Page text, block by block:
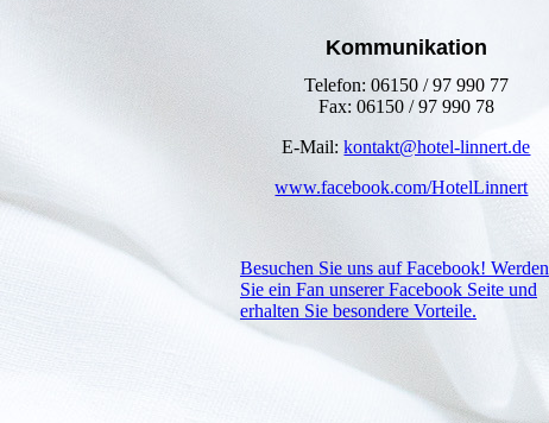
Kommunikation
Telefon: 06150 / 97 990 77
Fax: 06150 / 97 990 78
E-Mail:kontakt@hotel-linnert.de
www.facebook.com/HotelLinnert
Besuchen Sie uns auf Facebook! Werden
Sie ein Fan unserer Facebook Seite und
erhalten Sie besondere Vorteile.